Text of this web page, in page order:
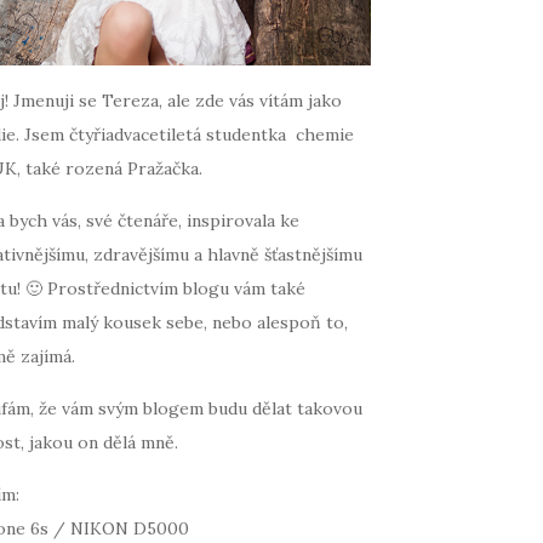
Jmenuji se Tereza, ale zde vás vítám jako
Jsem čtyřiadvacetiletá studentka chemie
také rozená Pražačka.
bych vás, své čtenáře, inspirovala ke
zdravějšímu a hlavně šťastnějšímu
🙂 Prostřednictvím blogu vám také
malý kousek sebe, nebo alespoň to,
zajímá.
že vám svým blogem budu dělat takovou
jakou on dělá mně.
6s / NIKON D5000